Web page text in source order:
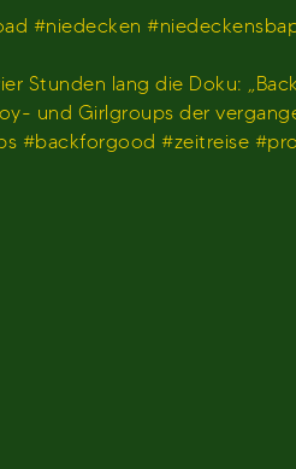
#niedecken
Stunden lang die Doku:
und Girlgroups der
#backforgood #zeitreise